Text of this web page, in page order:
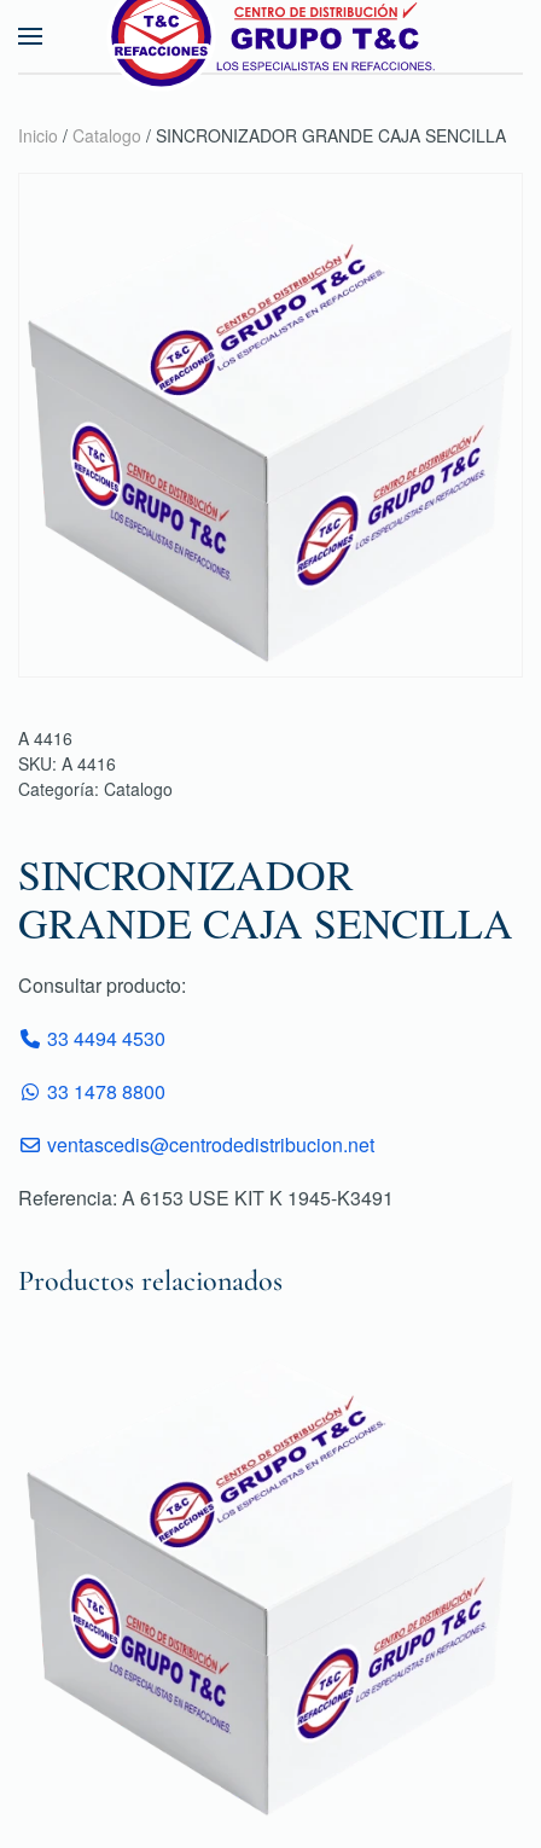
Skip to main content
Inicio / Catalogo / SINCRONIZADOR GRANDE CAJA SENCILLA
A 4416
SKU: A 4416
Categoría: Catalogo
SINCRONIZADOR
GRANDE CAJA SENCILLA
Consultar producto:
33 4494 4530
33 1478 8800
ventascedis@centrodedistribucion.net
Referencia: A 6153 USE KIT K 1945-K3491
Productos relacionados